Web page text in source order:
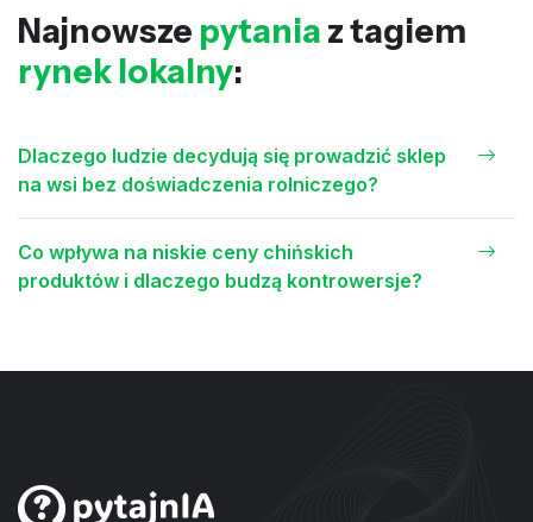
Najnowsze pytania z tagiem
rynek lokalny:
Dlaczego ludzie decydują się prowadzić sklep
na wsi bez doświadczenia rolniczego?
Co wpływa na niskie ceny chińskich
produktów i dlaczego budzą kontrowersje?